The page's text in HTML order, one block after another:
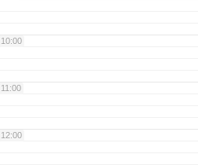
10:00
11:00
12:00